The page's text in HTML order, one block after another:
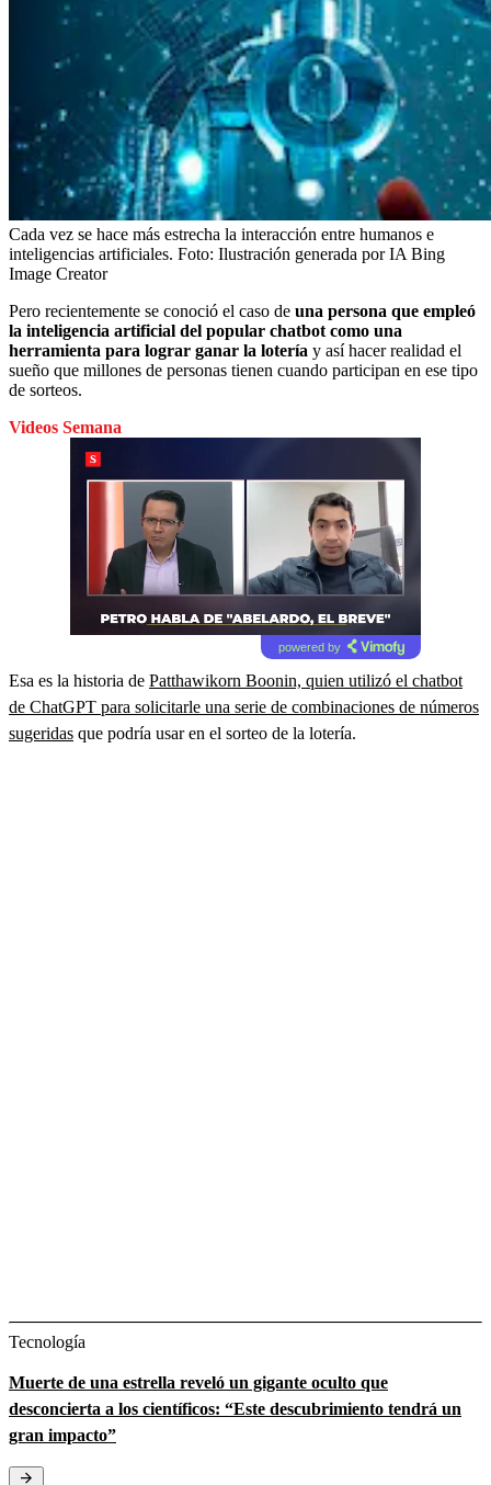
Cada vez se hace más estrecha la interacción entre humanos e
inteligencias artificiales. Foto: Ilustración generada por IA Bing
Image Creator
Pero recientemente se conoció el caso de una persona que empleó
la inteligencia artificial del popular chatbot como una
herramienta para lograr ganar la lotería y así hacer realidad el
sueño que millones de personas tienen cuando participan en ese tipo
de sorteos.
Videos Semana
powered by
Esa es la historia de Patthawikorn Boonin, quien utilizó el chatbot
de ChatGPT para solicitarle una serie de combinaciones de números
sugeridas que podría usar en el sorteo de la lotería.
Tecnología
Muerte de una estrella reveló un gigante oculto que
desconcierta a los científicos: “Este descubrimiento tendrá un
gran impacto”